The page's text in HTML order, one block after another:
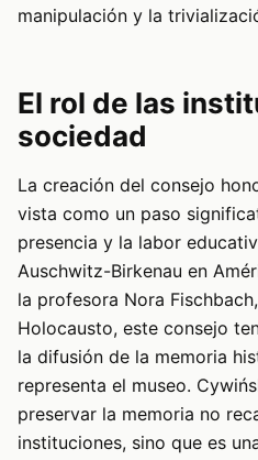
manipulación y la
El rol de las
sociedad
La creación del consejo
vista como un paso
presencia y la labor
Auschwitz-Birkenau en
la profesora Nora
Holocausto, este consejo
la difusión de la memoria
representa el museo.
preservar la memoria no
instituciones, sino que es